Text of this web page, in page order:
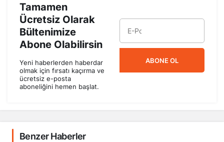
Tamamen
Ücretsiz Olarak
Bültenimize
Abone Olabilirsin
Yeni haberlerden haberdar
olmak için fırsatı kaçırma ve
ücretsiz e-posta
aboneliğini hemen başlat.
ABONE OL
Benzer Haberler